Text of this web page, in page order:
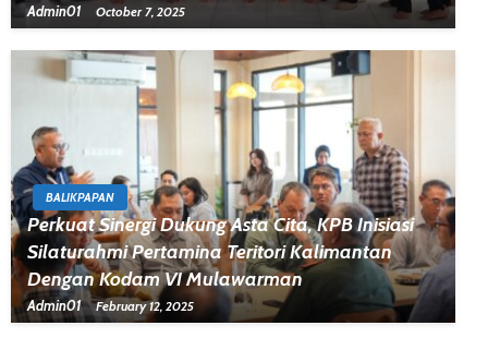
Admin01 October 7, 2025
BALIKPAPAN
Perkuat Sinergi Dukung Asta Cita, KPB Inisiasi
Silaturahmi Pertamina Teritori Kalimantan
Dengan Kodam VI Mulawarman
Admin01 February 12, 2025